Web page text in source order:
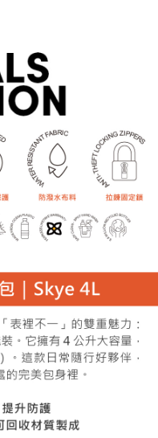
監護人之同意方可使用
之損失，本公司不負相關責
帳號之用戶狀況，依本公司即
之情形，本公司將視審查結果
冊。若發現惡意使用之情形，
用額度並採取法律行動。